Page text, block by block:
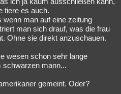
tiere es auch.
man auf eine zeitung
man sich drauf, was die frau
Ohne sie direkt anzuschauen.
wesen schon sehr lange
schwarzen mann...
gemeint. Oder?